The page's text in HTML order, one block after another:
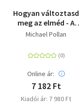
Hogyan változtasd
meg az elméd - A
pszichedelikus
eredményei az emberi
tudatról, az életről és
a halálról
Michael Pollan
Online ár:
7 182 Ft
Kiadói ár: 7 980 Ft